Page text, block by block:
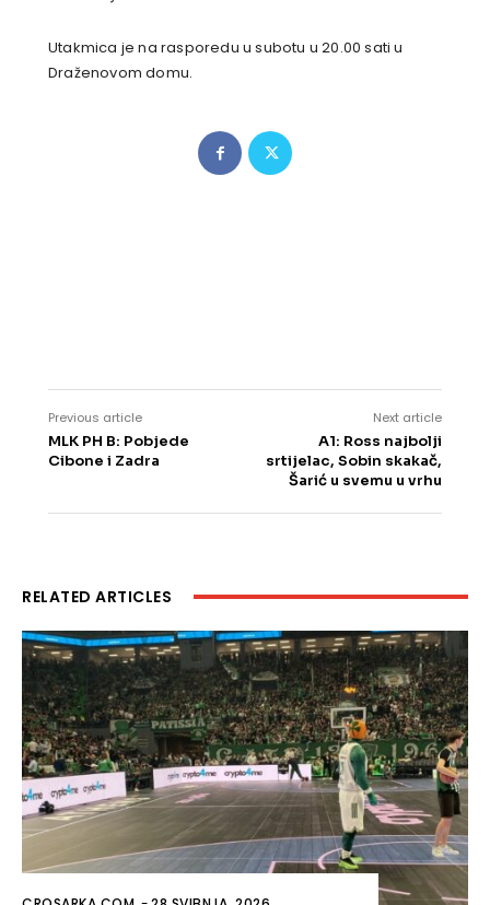
Utakmica je na rasporedu u subotu u 20.00 sati u
Draženovom domu.
Previous article
MLK PH B: Pobjede
Cibone i Zadra
Next article
A1: Ross najbolji
srtijelac, Sobin skakač,
Šarić u svemu u vrhu
RELATED ARTICLES